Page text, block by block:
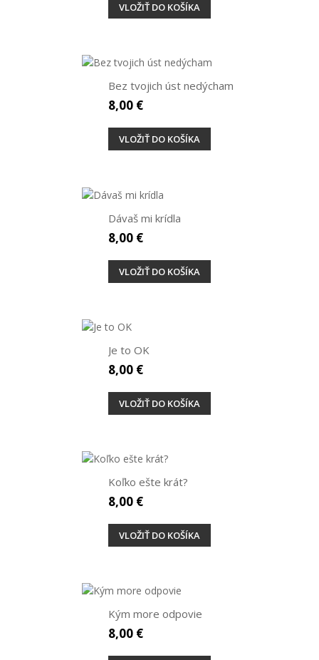
VLOŽIŤ DO KOŠÍKA
Bez tvojich úst nedýcham
8,00 €
VLOŽIŤ DO KOŠÍKA
Dávaš mi krídla
8,00 €
VLOŽIŤ DO KOŠÍKA
Je to OK
8,00 €
VLOŽIŤ DO KOŠÍKA
Koľko ešte krát?
8,00 €
VLOŽIŤ DO KOŠÍKA
Kým more odpovie
8,00 €